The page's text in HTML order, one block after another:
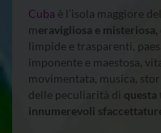
Cuba è l’isola maggiore
meravigliosa e
limpide e trasparenti,
imponente e maestosa,
movimentata, musica,
delle peculiarità di questa
innumerevoli